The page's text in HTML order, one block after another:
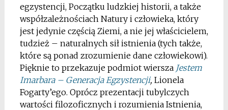
egzystencji, Początku ludzkiej historii, a także
współzależnościach Natury i człowieka, który
jest jedynie częścią Ziemi, a nie jej właścicielem,
tudzież – naturalnych sił istnienia (tych także,
które są ponad zrozumienie dane człowiekowi).
Pięknie to przekazuje podmiot wiersza Jestem
Imarbara – Generacja Egzystencji, Lionela
Fogarty’ego. Oprócz prezentacji tubylczych
wartości filozoficznych i rozumienia Istnienia,